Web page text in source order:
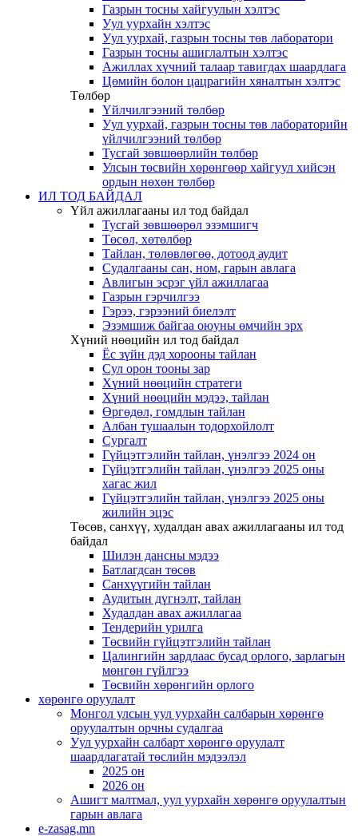
Газрын тосны хайгуулын хэлтэс
Уул уурхайн хэлтэс
Уул уурхай, газрын тосны төв лаборатори
Газрын тосны ашиглалтын хэлтэс
Ажиллах хүчний талаар тавигдах шаардлага
Цөмийн болон цацрагийн хяналтын хэлтэс
Төлбөр
Үйлчилгээний төлбөр
Уул уурхай, газрын тосны төв лабораторийн
үйлчилгээний төлбөр
Тусгай зөвшөөрлийн төлбөр
Улсын төсвийн хөрөнгөөр хайгуул хийсэн
ордын нөхөн төлбөр
ИЛ ТОД БАЙДАЛ
Үйл ажиллагааны ил тод байдал
Тусгай зөвшөөрөл эзэмшигч
Төсөл, хөтөлбөр
Тайлан, төлөвлөгөө, дотоод аудит
Судалгааны сан, ном, гарын авлага
Авлигын эсрэг үйл ажиллагаа
Газрын гэрчилгээ
Гэрээ, гэрээний биелэлт
Эзэмшиж байгаа оюуны өмчийн эрх
Хүний нөөцийн ил тод байдал
Ёс зүйн дэд хорооны тайлан
Сул орон тооны зар
Хүний нөөцийн стратеги
Хүний нөөцийн мэдээ, тайлан
Өргөдөл, гомдлын тайлан
Албан тушаалын тодорхойлолт
Сургалт
Гүйцэтгэлийн тайлан, үнэлгээ 2024 он
Гүйцэтгэлийн тайлан, үнэлгээ 2025 оны
хагас жил
Гүйцэтгэлийн тайлан, үнэлгээ 2025 оны
жилийн эцэс
Төсөв, санхүү, худалдан авах ажиллагааны ил тод
байдал
Шилэн дансны мэдээ
Батлагдсан төсөв
Санхүүгийн тайлан
Аудитын дүгнэлт, тайлан
Худалдан авах ажиллагаа
Тендерийн урилга
Төсвийн гүйцэтгэлийн тайлан
Цалингийн зардлаас бусад орлого, зарлагын
мөнгөн гүйлгээ
Төсвийн хөрөнгийн орлого
хөрөнгө оруулалт
Монгол улсын уул уурхайн салбарын хөрөнгө
оруулалтын орчны судалгаа
Уул уурхайн салбарт хөрөнгө оруулалт
шаардлагатай төслийн мэдээлэл
2025 он
2026 он
Ашигт малтмал, уул уурхайн хөрөнгө оруулалтын
гарын авлага
e-zasag.mn